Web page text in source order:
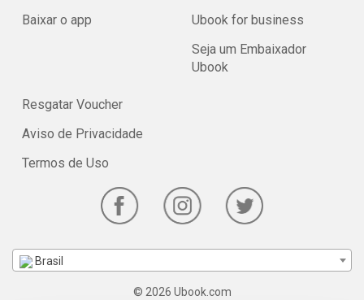
Baixar o app
Ubook for business
Seja um Embaixador
Ubook
Resgatar Voucher
Aviso de Privacidade
Termos de Uso
Brasil
© 2026 Ubook.com